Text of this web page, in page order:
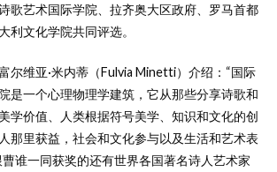
歌艺术国际学院、拉齐奥大区政府、罗马首都
利文化学院共同评选。
尔维亚·米内蒂（Fulvia Minetti）介绍：“国际
是一个心理物理学建筑，它从那些分享诗歌和
学价值、人类根据符号美学、知识和文化的创
那里获益，社会和文化参与以及生活和艺术表
谁一同获奖的还有世界各国著名诗人艺术家